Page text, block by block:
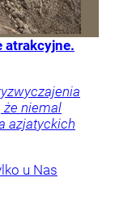
atrakcyjne.
że niemal
azjatyckich
u Nas